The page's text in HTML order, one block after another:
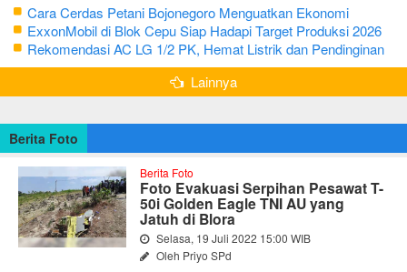
Cara Cerdas Petani Bojonegoro Menguatkan Ekonomi
Keluarga
ExxonMobil di Blok Cepu Siap Hadapi Target Produksi 2026
Rekomendasi AC LG 1/2 PK, Hemat Listrik dan Pendinginan
Maksimal
Lainnya
Berita Foto
Berita Foto
Foto Evakuasi Serpihan Pesawat T-
50i Golden Eagle TNI AU yang
Jatuh di Blora
Selasa, 19 Juli 2022 15:00 WIB
Oleh Priyo SPd